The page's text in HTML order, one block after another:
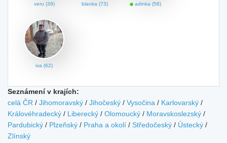
veru (39) blanka (73) adinka (58)
iva (62)
Seznámení v krajích:
celá ČR / Jihomoravský / Jihočeský / Vysočina / Karlovarský /
Královéhradecký / Liberecký / Olomoucký / Moravskoslezský /
Pardubický / Plzeňský / Praha a okolí / Středočeský / Ústecký /
Zlínský